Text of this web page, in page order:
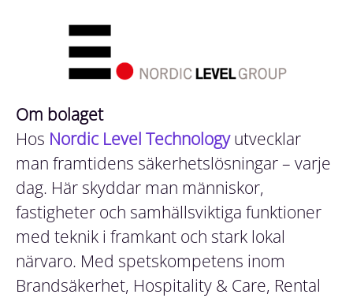
Om bolaget
Hos Nordic Level Technologyutvecklar
man framtidens säkerhetslösningar – varje
dag. Här skyddar man människor,
fastigheter och samhällsviktiga funktioner
med teknik i framkant och stark lokal
närvaro. Med spetskompetens inom
Brandsäkerhet, Hospitality & Care, Rental